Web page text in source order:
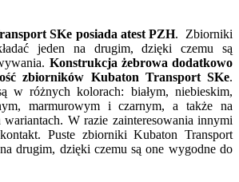
SKe posiada atest PZH. Zbiorniki
jeden na drugim, dzięki czemu są
Konstrukcja żebrowa dodatkowo
zbiorników Kubaton Transport SKe.
w różnych kolorach: białym, niebieskim,
marmurowym i czarnym, a także na
W razie zainteresowania innymi
Puste zbiorniki Kubaton Transport
drugim, dzięki czemu są one wygodne do